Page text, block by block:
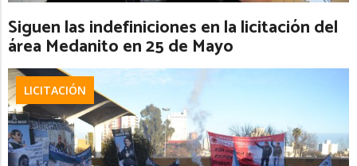
Siguen las indefiniciones en la licitación del
área Medanito en 25 de Mayo
LICITACIÓN